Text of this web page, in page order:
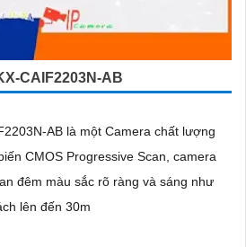
CAIF2203N-AB
AB là một Camera chất lượng
đêm màu sắc rõ ràng và sáng như
lên đến 30m